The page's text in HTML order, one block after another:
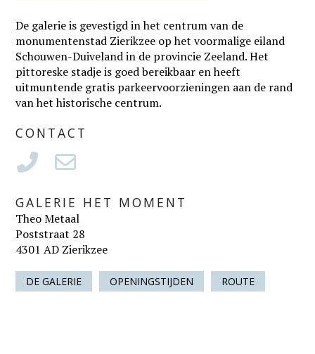
De galerie is gevestigd in het centrum van de
monumentenstad Zierikzee op het voormalige eiland
Schouwen-Duiveland in de provincie Zeeland. Het
pittoreske stadje is goed bereikbaar en heeft
uitmuntende gratis parkeervoorzieningen aan de rand
van het historische centrum.
CONTACT
GALERIE HET MOMENT
Theo Metaal
Poststraat 28
4301 AD Zierikzee
DE GALERIE OPENINGSTIJDEN ROUTE